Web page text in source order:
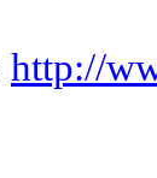
http://